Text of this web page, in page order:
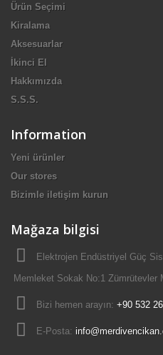
Ürün Seçimi
Kiralama
Aksesuarlar
İkinci El
Hakkımızda
S.S.S.
Information
Yeni ürünler
Our stores
Bizimle iletişim kurun
Mağaza bilgisi
Elektrojen Endüstriyel Güç
Memleket Sokak No:1 Zümrütevler
Bizi hemen arayın: +90 532
E-Posta: